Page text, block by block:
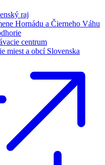
raj
Hornádu a Čierneho Váhu
centrum
miest a obcí Slovenska